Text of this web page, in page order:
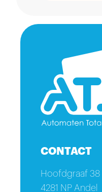
CONTACT
Hoofdgraaf 38
4281 NP Andel